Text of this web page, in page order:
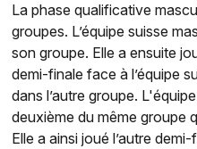
La phase qualificative
groupes. L’équipe suisse
son groupe. Elle a ensuite
demi-finale face à l’équipe
dans l’autre groupe.
deuxième du même groupe
Elle a ainsi joué l’autre